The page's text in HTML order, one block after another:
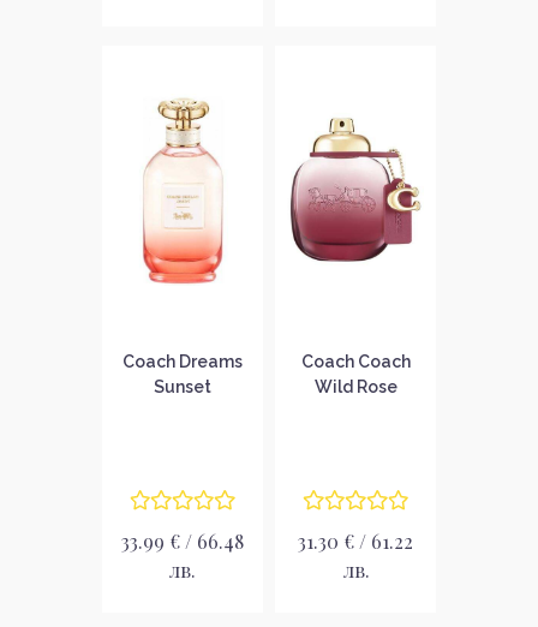
Coach Dreams
Sunset
33.99 € / 66.48
лв.
Coach Coach
Wild Rose
31.30 € / 61.22
лв.